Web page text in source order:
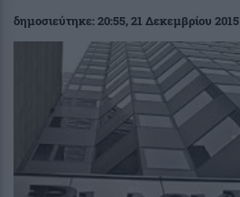
δημοσιεύτηκε:20:55, 21 Δεκεμβρίου 2015